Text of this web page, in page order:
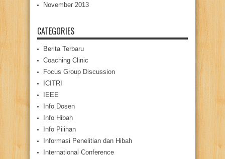
November 2013
CATEGORIES
Berita Terbaru
Coaching Clinic
Focus Group Discussion
ICITRI
IEEE
Info Dosen
Info Hibah
Info Pilihan
Informasi Penelitian dan Hibah
International Conference